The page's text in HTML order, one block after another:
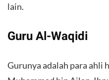
lain.
Guru Al-Waqidi
Gurunya adalah para ahli